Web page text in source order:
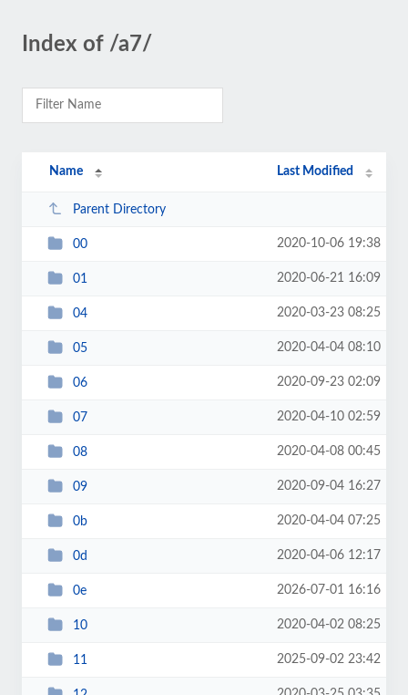
Index of /a7/
Name Last Modified
Parent Directory
00 2020-10-06 19:38
01 2020-06-21 16:09
04 2020-03-23 08:25
05 2020-04-04 08:10
06 2020-09-23 02:09
07 2020-04-10 02:59
08 2020-04-08 00:45
09 2020-09-04 16:27
0b 2020-04-04 07:25
0d 2020-04-06 12:17
0e 2026-07-01 16:16
10 2020-04-02 08:25
11 2025-09-02 23:42